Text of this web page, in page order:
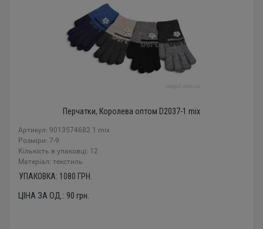
Перчатки, Королева оптом D2037-1 mix
Артикул: 9013574682 1 mix
Розміри: 7-9
Кількість в упаковці: 12
Mатеріал: текстиль
УПАКОВКА: 1080 ГРН.
ЦІНА ЗА ОД.: 90 грн.